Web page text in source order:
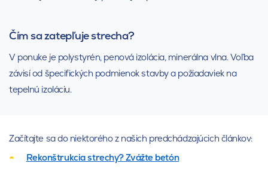
Čím sa zatepľuje strecha?
V ponuke je polystyrén, penová izolácia, minerálna vlna. Voľba
závisí od špecifických podmienok stavby a požiadaviek na
tepelnú izoláciu.
Začítajte sa do niektorého z našich predchádzajúcich článkov:
Rekonštrukcia strechy? Zvážte betón